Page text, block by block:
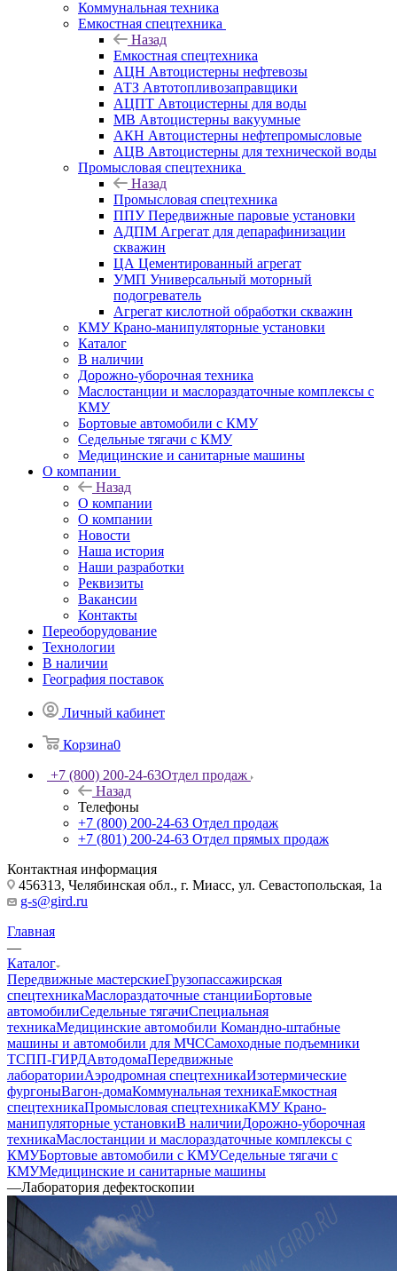
Коммунальная техника
Емкостная спецтехника
Назад
Емкостная спецтехника
АЦН Автоцистерны нефтевозы
АТЗ Автотопливозаправщики
АЦПТ Автоцистерны для воды
МВ Автоцистерны вакуумные
АКН Автоцистерны нефтепромысловые
АЦВ Автоцистерны для технической воды
Промысловая спецтехника
Назад
Промысловая спецтехника
ППУ Передвижные паровые установки
АДПМ Агрегат для депарафинизации
скважин
ЦА Цементированный агрегат
УМП Универсальный моторный
подогреватель
Агрегат кислотной обработки скважин
КМУ Крано-манипуляторные установки
Каталог
В наличии
Дорожно-уборочная техника
Маслостанции и маслораздаточные комплексы с
КМУ
Бортовые автомобили с КМУ
Седельные тягачи с КМУ
Медицинские и санитарные машины
О компании
Назад
О компании
О компании
Новости
Наша история
Наши разработки
Реквизиты
Вакансии
Контакты
Переоборудование
Технологии
В наличии
География поставок
Личный кабинет
Корзина0
+7 (800) 200-24-63Отдел продаж
Назад
Телефоны
+7 (800) 200-24-63 Отдел продаж
+7 (801) 200-24-63 Отдел прямых продаж
Контактная информация
456313, Челябинская обл., г. Миасс, ул. Севастопольская, 1а
g-s@gird.ru
Главная
—
Каталог
Передвижные мастерскиеГрузопассажирская
спецтехникаМаслораздаточные станцииБортовые
автомобилиСедельные тягачиСпециальная
техникаМедицинские автомобили Командно-штабные
машины и автомобили для МЧССамоходные подъемники
ТСПП-ГИРДАвтодомаПередвижные
лабораторииАэродромная спецтехникаИзотермические
фургоныВагон-домаКоммунальная техникаЕмкостная
спецтехникаПромысловая спецтехникаКМУ Крано-
манипуляторные установкиВ наличииДорожно-уборочная
техникаМаслостанции и маслораздаточные комплексы с
КМУБортовые автомобили с КМУСедельные тягачи с
КМУМедицинские и санитарные машины
—Лаборатория дефектоскопии